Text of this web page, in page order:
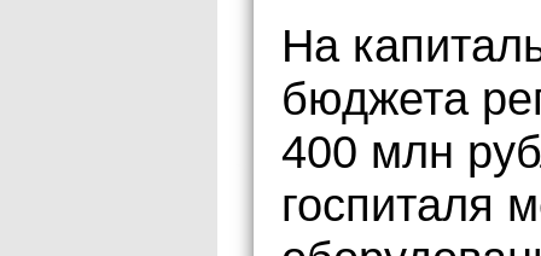
На
бюджета
400 млн
госпиталя